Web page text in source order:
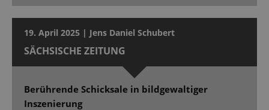
19. April 2025 | Jens Daniel Schubert
SÄCHSISCHE ZEITUNG
Berührende Schicksale in bildgewaltiger
Inszenierung